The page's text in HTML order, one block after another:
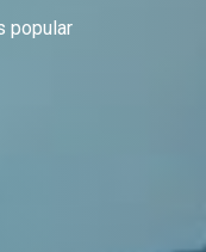
popular